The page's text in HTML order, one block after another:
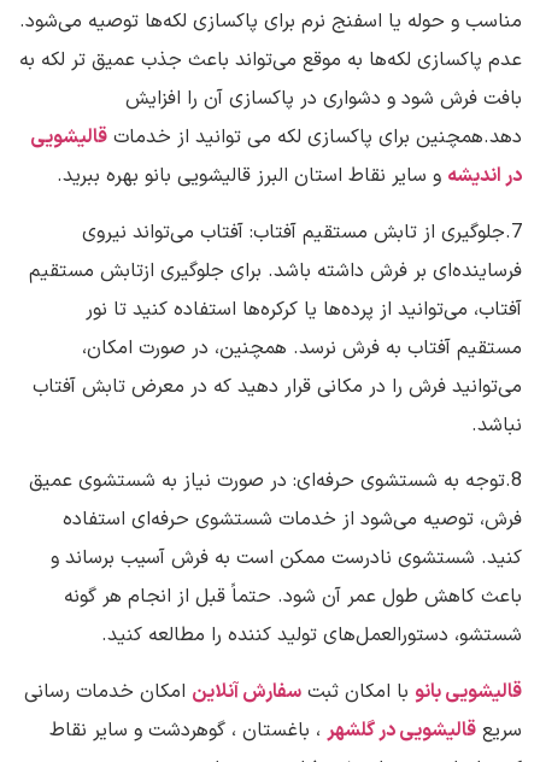
مناسب و حوله یا اسفنج نرم برای پاکسازی لکه‌ها توصیه می‌شود.
عدم پاکسازی لکه‌ها به موقع می‌تواند باعث جذب عمیق تر لکه به
بافت فرش شود و دشواری در پاکسازی آن را افزایش
دهد.همچنین برای پاکسازی لکه می توانید از خدمات قالیشویی
در اندیشه و سایر نقاط استان البرز قالیشویی بانو بهره ببرید.
7.جلوگیری از تابش مستقیم آفتاب: آفتاب می‌تواند نیروی
فرساینده‌ای بر فرش داشته باشد. برای جلوگیری ازتابش مستقیم
آفتاب، می‌توانید از پرده‌ها یا کرکره‌ها استفاده کنید تا نور
مستقیم آفتاب به فرش نرسد. همچنین، در صورت امکان،
می‌توانید فرش را در مکانی قرار دهید که در معرض تابش آفتاب
نباشد.
8.توجه به شستشوی حرفه‌ای: در صورت نیاز به شستشوی عمیق
فرش، توصیه می‌شود از خدمات شستشوی حرفه‌ای استفاده
کنید. شستشوی نادرست ممکن است به فرش آسیب برساند و
باعث کاهش طول عمر آن شود. حتماً قبل از انجام هر گونه
شستشو، دستورالعمل‌های تولید کننده را مطالعه کنید.
قالیشویی بانو با امکان ثبت سفارش آنلاین امکان خدمات رسانی
سریع قالیشویی در گلشهر ، باغستان ، گوهردشت و سایر نقاط